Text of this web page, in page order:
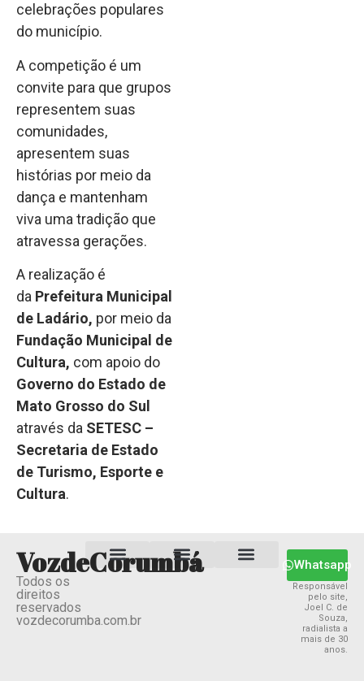
celebrações populares
do município.
A competição é um
convite para que grupos
representem suas
comunidades,
apresentem suas
histórias por meio da
dança e mantenham
viva uma tradição que
atravessa gerações.
A realização é
da Prefeitura Municipal
de Ladário, por meio da
Fundação Municipal de
Cultura, com apoio do
Governo do Estado de
Mato Grosso do Sul
através da SETESC –
Secretaria de Estado
de Turismo, Esporte e
Cultura.
VozdeCorumbá
Todos os
direitos
reservados
vozdecorumba.com.br
Whatsapp
Responsável
pelo site,
Joel C. de
Souza,
radialista a
mais de 30
anos.